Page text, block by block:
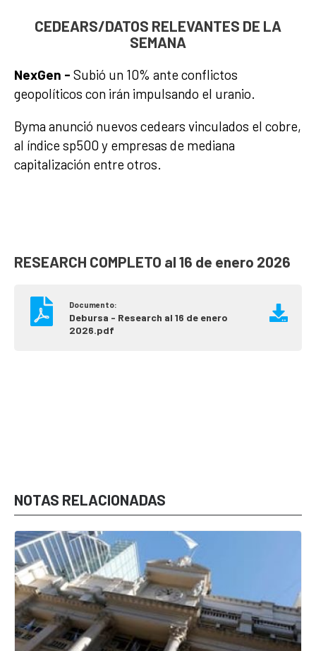
CEDEARS/DATOS RELEVANTES DE LA
SEMANA
NexGen - Subió un 10% ante conflictos
geopolíticos con irán impulsando el uranio.
Byma anunció nuevos cedears vinculados el cobre,
al índice sp500 y empresas de mediana
capitalización entre otros.
RESEARCH COMPLETO al 16 de enero 2026
Documento:
Debursa - Research al 16 de enero
2026.pdf
NOTAS RELACIONADAS